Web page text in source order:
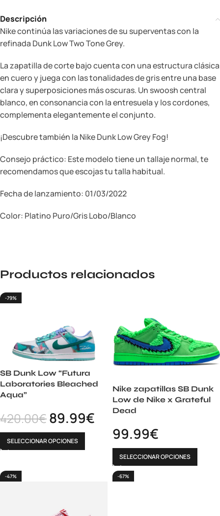
Descripción
Nike continúa las variaciones de su superventas con la
refinada Dunk Low Two Tone Grey.
La zapatilla de corte bajo cuenta con una estructura clásica
en cuero y juega con las tonalidades de gris entre una base
clara y superposiciones más oscuras. Un swoosh central
blanco, en consonancia con la entresuela y los cordones,
complementa elegantemente el conjunto.
¡Descubre también la Nike Dunk Low Grey Fog!
Consejo práctico: Este modelo tiene un tallaje normal, te
recomendamos que escojas tu talla habitual.
Fecha de lanzamiento: 01/03/2022
Color: Platino Puro/Gris Lobo/Blanco
Productos relacionados
-79%
SB Dunk Low “Futura
Laboratories Bleached
Aqua”
420.00€89.99€
SELECCIONAR OPCIONES
Nike zapatillas SB Dunk
Low de Nike x Grateful
Dead
99.99€
SELECCIONAR OPCIONES
-47% -67%